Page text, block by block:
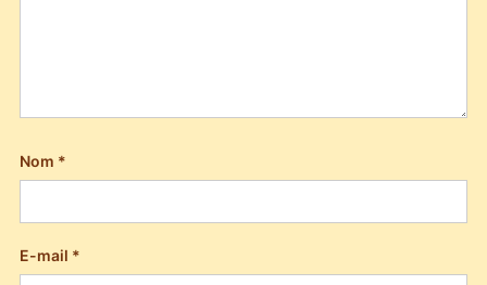
Nom *
E-mail *